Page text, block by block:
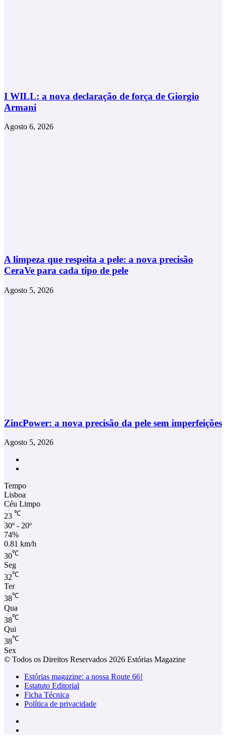
I WILL: a nova declaração de força de Giorgio
Armani
Agosto 6, 2026
A limpeza que respeita a pele: a nova precisão
CeraVe para cada tipo de pele
Agosto 5, 2026
ZincPower: a nova precisão da pele sem imperfeições
Agosto 5, 2026
Tempo
Lisboa
Céu Limpo
23 ℃
30º - 20º
74%
0.81 km/h
30℃
Seg
32℃
Ter
38℃
Qua
38℃
Qui
38℃
Sex
© Todos os Direitos Reservados 2026 Estórias Magazine
Estórias magazine: a nossa Route 66!
Estatuto Editorial
Ficha Técnica
Política de privacidade